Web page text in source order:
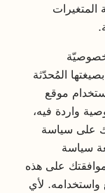
المُحدّثة
موقع
واردة فيه،
على سياسة
سياسة
على هذه
واستخدامه. لأي